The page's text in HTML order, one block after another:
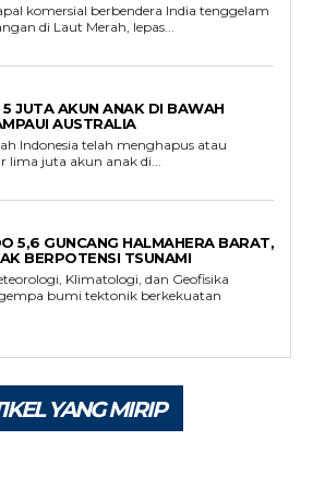
komersial berbendera India tenggelam
di Laut Merah, lepas...
5 JUTA AKUN ANAK DI BAWAH
AUSTRALIA
Indonesia telah menghapus atau
juta akun anak di...
5,6 GUNCANG HALMAHERA BARAT,
BERPOTENSI TSUNAMI
Klimatologi, dan Geofisika
bumi tektonik berkekuatan
YANG MIRIP